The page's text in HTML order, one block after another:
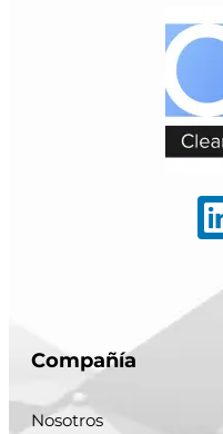
Compañía
Nosotros